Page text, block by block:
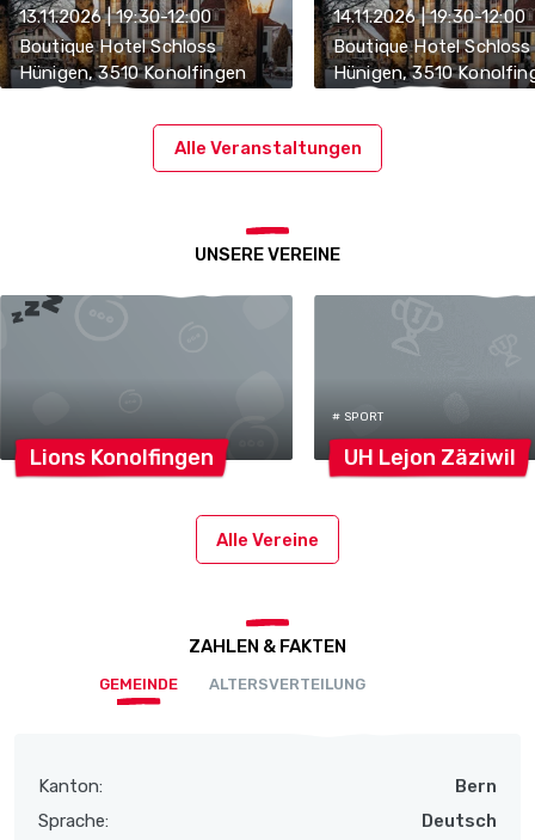
13.11.2026 | 19:30-12:00
Boutique Hotel Schloss
Hünigen, 3510 Konolfingen
14.11.2026 | 19:30-12:00
Boutique Hotel Schloss
Hünigen, 3510
Alle Veranstaltungen
UNSERE VEREINE
Lions Konolfingen
# SPORT
UH Lejon Zäziwil
Alle Vereine
ZAHLEN & FAKTEN
GEMEINDE ALTERSVERTEILUNG
Kanton:
Bern
Sprache:
Deutsch